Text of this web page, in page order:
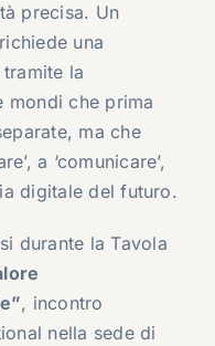
precisa. Un
una
la
mondi che prima
ma che
a ‘comunicare’,
digitale del futuro.
durante la Tavola
, incontro
nella sede di